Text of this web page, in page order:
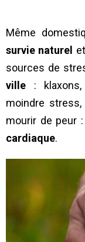
Même
survie naturel
sources de
ville :
moindre
mourir de peur :
cardiaque.